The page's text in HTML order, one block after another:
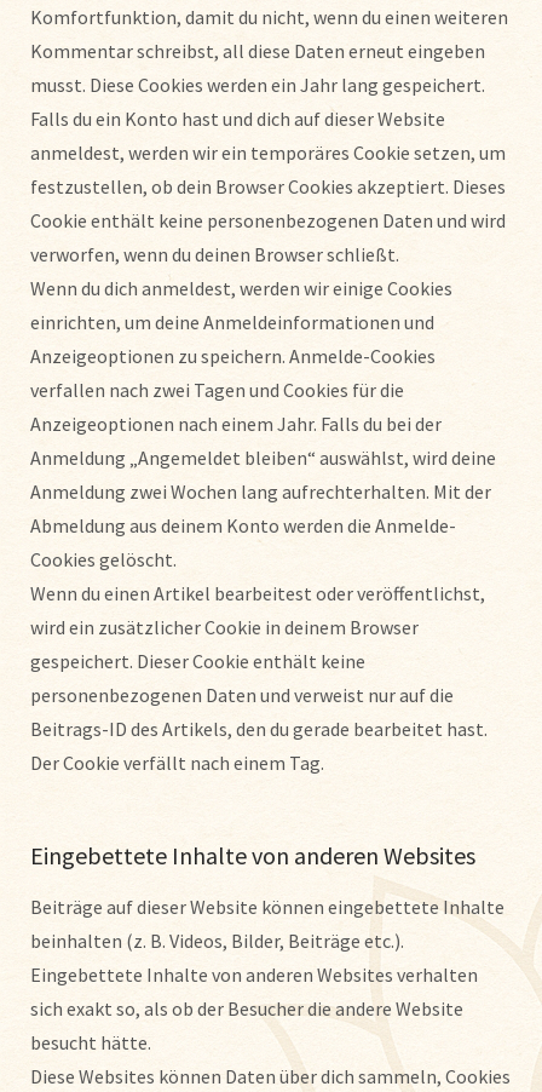
Komfortfunktion, damit du nicht, wenn du einen weiteren
Kommentar schreibst, all diese Daten erneut eingeben
musst. Diese Cookies werden ein Jahr lang gespeichert.
Falls du ein Konto hast und dich auf dieser Website
anmeldest, werden wir ein temporäres Cookie setzen, um
festzustellen, ob dein Browser Cookies akzeptiert. Dieses
Cookie enthält keine personenbezogenen Daten und wird
verworfen, wenn du deinen Browser schließt.
Wenn du dich anmeldest, werden wir einige Cookies
einrichten, um deine Anmeldeinformationen und
Anzeigeoptionen zu speichern. Anmelde-Cookies
verfallen nach zwei Tagen und Cookies für die
Anzeigeoptionen nach einem Jahr. Falls du bei der
Anmeldung „Angemeldet bleiben“ auswählst, wird deine
Anmeldung zwei Wochen lang aufrechterhalten. Mit der
Abmeldung aus deinem Konto werden die Anmelde-
Cookies gelöscht.
Wenn du einen Artikel bearbeitest oder veröffentlichst,
wird ein zusätzlicher Cookie in deinem Browser
gespeichert. Dieser Cookie enthält keine
personenbezogenen Daten und verweist nur auf die
Beitrags-ID des Artikels, den du gerade bearbeitet hast.
Der Cookie verfällt nach einem Tag.
Eingebettete Inhalte von anderen Websites
Beiträge auf dieser Website können eingebettete Inhalte
beinhalten (z. B. Videos, Bilder, Beiträge etc.).
Eingebettete Inhalte von anderen Websites verhalten
sich exakt so, als ob der Besucher die andere Website
besucht hätte.
Diese Websites können Daten über dich sammeln, Cookies